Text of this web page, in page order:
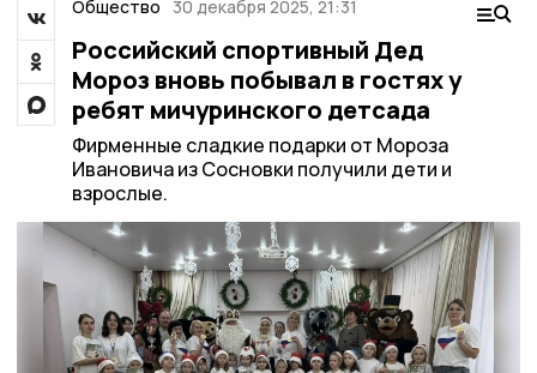
Общество
30 декабря 2025, 21:31
Российский спортивный Дед
Мороз вновь побывал в гостях у
ребят мичуринского детсада
Фирменные сладкие подарки от Мороза
Ивановича из Сосновки получили дети и
взрослые.